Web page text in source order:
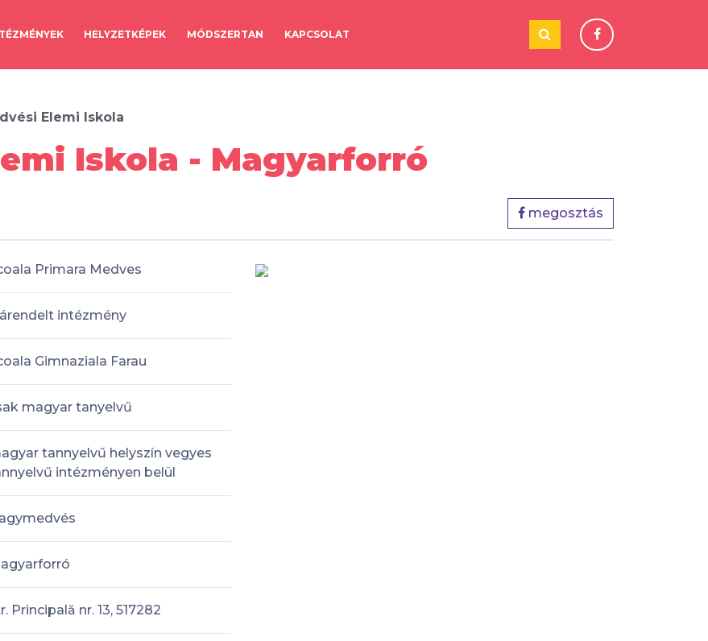
HELYZETKÉPEK MÓDSZERTAN KAPCSOLAT
Elemi Iskola
Iskola - Magyarforró
megosztás
Primara Medves
intézmény
Gimnaziala Farau
magyar tanyelvű
tannyelvű helyszín vegyes
intézményen belül
Principală nr. 13, 517282